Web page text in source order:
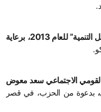
17,00 احتفال تخريج طلاب جمعية “شباب من اجل التنمية” للعام 2013، برعاية
القومي الاجتماعي سعد معوض
بدعوة من الحزب، في قصر